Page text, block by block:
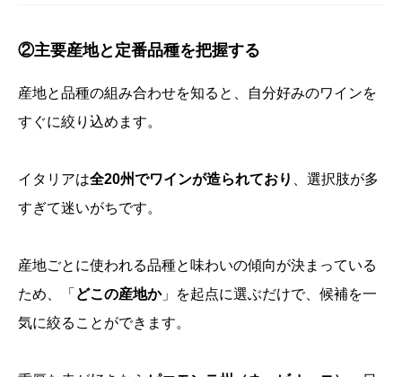
②主要産地と定番品種を把握する
産地と品種の組み合わせを知ると、自分好みのワインを
すぐに絞り込めます。
イタリアは全20州でワインが造られており
、選択肢が多
すぎて迷いがちです。
産地ごとに使われる品種と味わいの傾向が決まっている
ため、「 どこの産地か」を起点に選ぶだけで、候補を一
気に絞ることができます。